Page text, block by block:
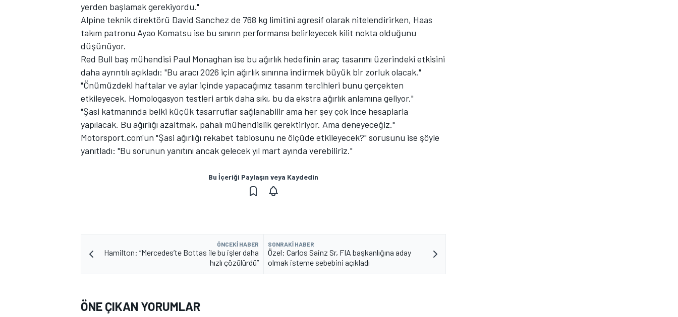
yerden başlamak gerekiyordu."
Alpine teknik direktörü David Sanchez de 768 kg limitini agresif olarak nitelendirirken, Haas
takım patronu Ayao Komatsu ise bu sınırın performansı belirleyecek kilit nokta olduğunu
düşünüyor.
Red Bull baş mühendisi Paul Monaghan ise bu ağırlık hedefinin araç tasarımı üzerindeki etkisini
daha ayrıntılı açıkladı: "Bu aracı 2026 için ağırlık sınırına indirmek büyük bir zorluk olacak."
"Önümüzdeki haftalar ve aylar içinde yapacağımız tasarım tercihleri bunu gerçekten
etkileyecek. Homologasyon testleri artık daha sıkı, bu da ekstra ağırlık anlamına geliyor."
"Şasi katmanında belki küçük tasarruflar sağlanabilir ama her şey çok ince hesaplarla
yapılacak. Bu ağırlığı azaltmak, pahalı mühendislik gerektiriyor. Ama deneyeceğiz."
Motorsport.com'un "Şasi ağırlığı rekabet tablosunu ne ölçüde etkileyecek?" sorusunu ise şöyle
yanıtladı: "Bu sorunun yanıtını ancak gelecek yıl mart ayında verebiliriz."
Bu İçeriği Paylaşın veya Kaydedin
ÖNCEKI HABER
Hamilton: “Mercedes’te Bottas ile bu işler daha
hızlı çözülürdü”
SONRAKI HABER
Özel: Carlos Sainz Sr, FIA başkanlığına aday
olmak isteme sebebini açıkladı
ÖNE ÇIKAN YORUMLAR